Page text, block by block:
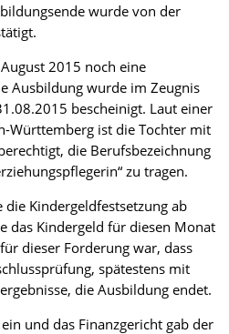
wurde von der
2015 noch eine
Ausbildung wurde im Zeugnis
bescheinigt. Laut einer
Württemberg ist die Tochter mit
die Berufsbezeichnung
zu tragen.
Kindergeldfestsetzung ab
das Kindergeld für diesen Monat
dieser Forderung war, dass
spätestens mit
die Ausbildung endet.
und das Finanzgericht gab der